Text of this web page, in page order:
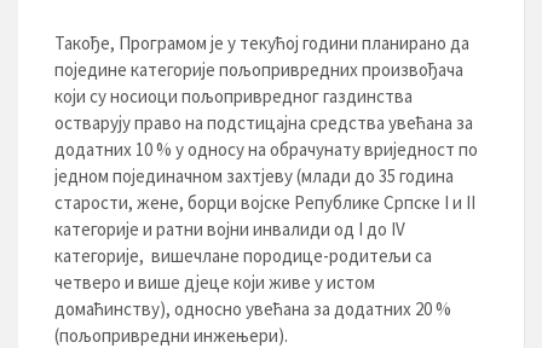
Такође, Програмом је у текућој години планирано да
поједине категорије пољопривредних произвођача
који су носиоци пољопривредног газдинства
остварују право на подстицајна средства увећана за
додатних 10 % у односу на обрачунату вриједност по
једном појединачном захтјеву (млади до 35 година
старости, жене, борци војске Републике Српске I и II
категорије и ратни војни инвалиди од I до IV
категорије, вишечлане породице-родитељи са
четверо и више дјеце који живе у истом
домаћинству), односно увећана за додатних 20 %
(пољопривредни инжењери).